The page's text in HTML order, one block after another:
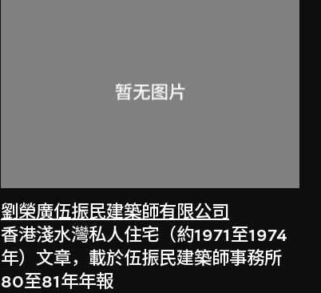
劉榮廣伍振民建築師有限公司
香港淺水灣私人住宅（約1971至1974
年）文章，載於伍振民建築師事務所
80至81年年報